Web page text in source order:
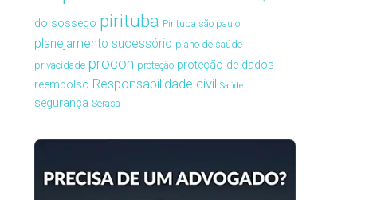
do sossego pirituba Pirituba são paulo
planejamento sucessório plano de saúde
privacidade procon proteção proteção de dados
reembolso Responsabilidade civil Saúde
segurança Serasa